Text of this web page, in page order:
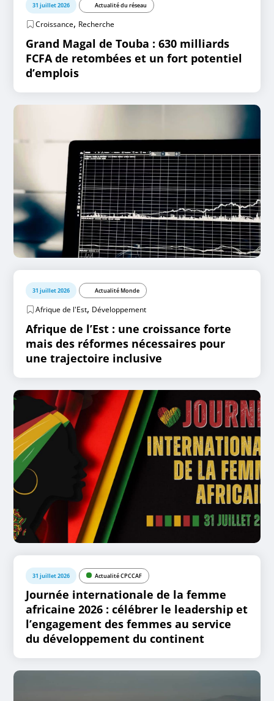
31 juillet 2026 Actualité du réseau
Croissance, Recherche
Grand Magal de Touba : 630 milliards
FCFA de retombées et un fort potentiel
d’emplois
31 juillet 2026 Actualité Monde
Afrique de l'Est, Développement
Afrique de l’Est : une croissance forte
mais des réformes nécessaires pour
une trajectoire inclusive
31 juillet 2026 Actualité CPCCAF
Journée internationale de la femme
africaine 2026 : célébrer le leadership et
l’engagement des femmes au service
du développement du continent